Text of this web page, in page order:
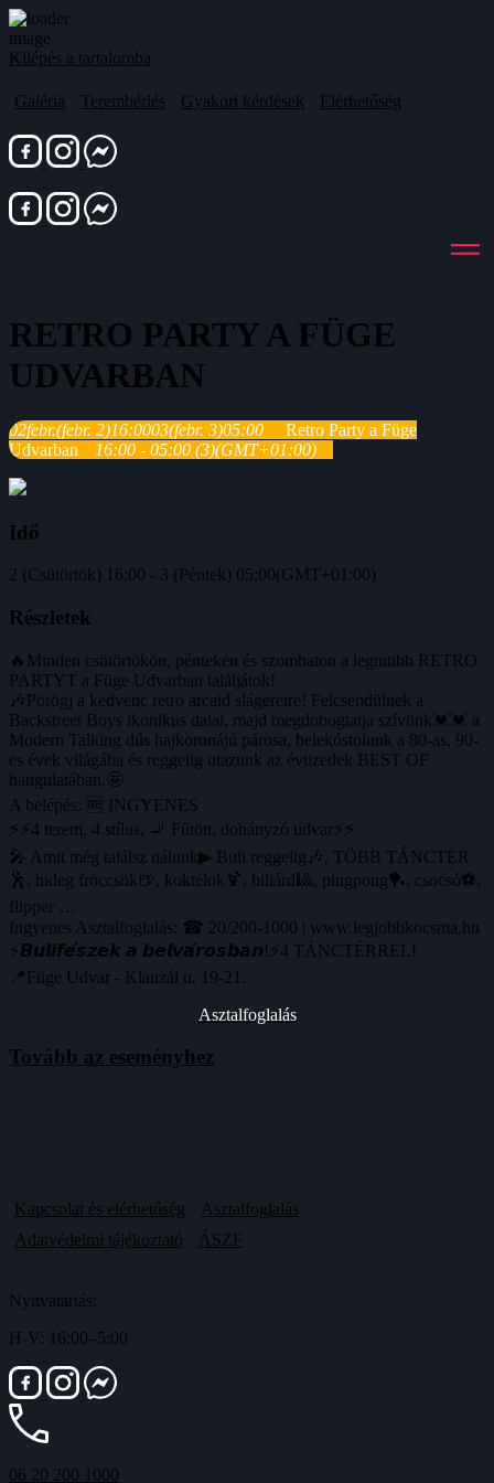
Kilépés a tartalomba
Galéria Terembérlés Gyakori kérdések Elérhetőség
RETRO PARTY A FÜGE
UDVARBAN
02febr.(febr. 2)16:0003(febr. 3)05:00
Retro Party a Füge
Udvarban
16:00 - 05:00 (3)(GMT+01:00)
Idő
2 (Csütörtök) 16:00 - 3 (Péntek) 05:00(GMT+01:00)
Részletek
🔥Minden csütörtökön, pénteken és szombaton a legtutibb RETRO
PARTYT a Füge Udvarban találjátok!
🎶Pörögj a kedvenc retro arcaid slágereire! Felcsendülnek a
Backstreet Boys ikonikus dalai, majd megdobogtatja szívünk💓💓 a
Modern Talking dús hajkoronájú párosa, belekóstolunk a 80-as, 90-
es évek világába és reggelig utazunk az évtizedek BEST OF
hangulatában.🤩
A belépés: 🆓 INGYENES
⚡⚡4 terem, 4 stílus, 🚬 Fűtött, dohányzó udvar⚡⚡
🎤 Amit még találsz nálunk▶ Buli reggelig🎶, TÖBB TÁNCTÉR
🕺, hideg fröccsök🍺, koktélok🍹, biliárd🎱, pingpong🏓, csocsó⚽️,
flipper …
Ingyenes Asztalfoglalás: ☎ 20/200-1000 | www.legjobbkocsma.hu
⚡️𝘽𝙪𝙡𝙞𝙛𝙚́𝙨𝙯𝙚𝙠 𝙖 𝙗𝙚𝙡𝙫𝙖́𝙧𝙤𝙨𝙗𝙖𝙣!⚡️4 TÁNCTÉRREL!
📍Füge Udvar - Klauzál u. 19-21.
Asztalfoglalás
Tovább az eseményhez
Kapcsolat és elérhetőség
Asztalfoglalás
Adatvédelmi tájékoztató
ÁSZF
Nyitvatartás:
H-V: 16:00–5:00
06 20 200 1000